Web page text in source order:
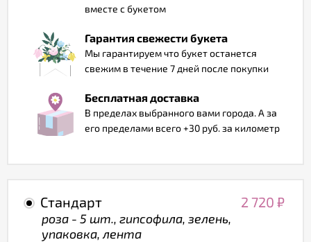
вместе с букетом
Гарантия свежести букета
Мы гарантируем что букет останется
свежим в течение 7 дней после покупки
Бесплатная доставка
В пределах выбранного вами города. А за
его пределами всего +30 руб. за километр
Стандарт 2 720 ₽
роза - 5 шт., гипсофила, зелень,
упаковка, лента